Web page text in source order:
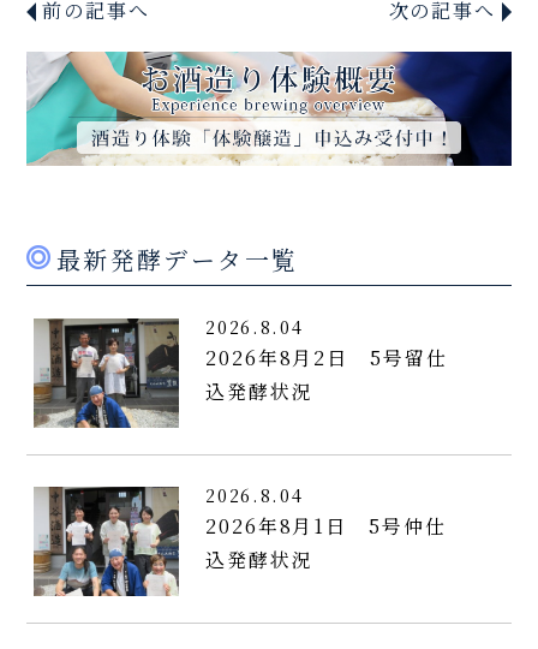
前の記事へ 次の記事へ
最新発酵データ一覧
2026.8.04
2026年8月2日 5号留仕
込発酵状況
2026.8.04
2026年8月1日 5号仲仕
込発酵状況